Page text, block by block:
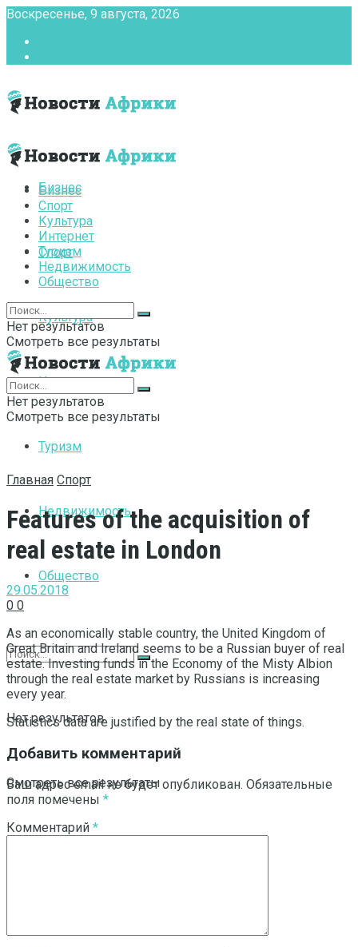
Воскресенье, 9 августа, 2026
Бизнес
Спорт
Культура
Интернет
Туризм
Недвижимость
Общество
Нет результатов
Смотреть все результаты
Бизнес
Спорт
Культура
Интернет
Туризм
Недвижимость
Общество
Нет результатов
Смотреть все результаты
Нет результатов
Смотреть все результаты
Главная Спорт
Features of the acquisition of
real estate in London
29.05.2018
0 0
As an economically stable country, the United Kingdom of
Great Britain and Ireland seems to be a Russian buyer of real
estate.Investing funds in the Economy of the Misty Albion
through the real estate market by Russians is increasing
every year.
Statistics data are justified by the real state of things.
Добавить комментарий
Ваш адрес email не будет опубликован. Обязательные
поля помечены *
Комментарий *